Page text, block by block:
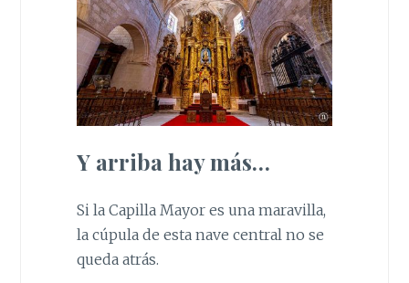
Y arriba hay más…
Si la Capilla Mayor es una maravilla,
la cúpula de esta nave central no se
queda atrás.